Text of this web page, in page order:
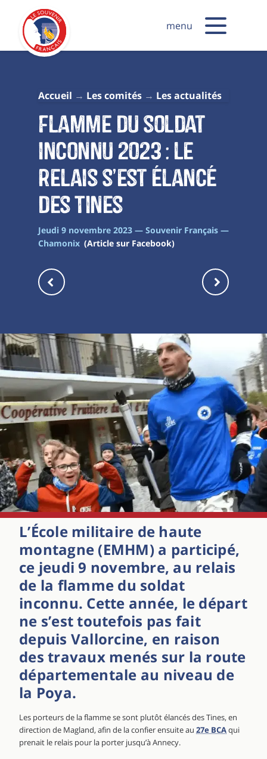
menu
Accueil Les comités Les actualités
Flamme du soldat
inconnu 2023 : le
relais s’est élancé
des Tines
Jeudi 9 novembre 2023 — Souvenir Français —
Chamonix (Article sur Facebook)
L’École militaire de haute
montagne (EMHM) a participé,
ce jeudi 9 novembre, au relais
de la flamme du soldat
inconnu. Cette année, le départ
ne s’est toutefois pas fait
depuis Vallorcine, en raison
des travaux menés sur la route
départementale au niveau de
la Poya.
Les porteurs de la flamme se sont plutôt élancés des Tines, en
direction de Magland, afin de la confier ensuite au 27e BCAqui
prenait le relais pour la porter jusqu’à Annecy.